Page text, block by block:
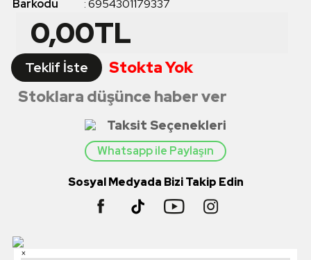
Barkodu
:6954301179337
0,00TL
Teklif İste
Stokta Yok
Stoklara düşünce haber ver
Taksit Seçenekleri
Whatsapp ile Paylaşın
Sosyal Medyada Bizi Takip Edin
×